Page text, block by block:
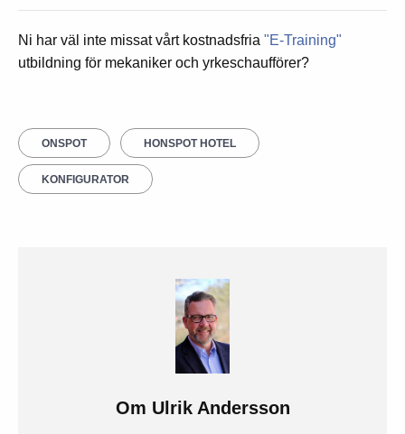
Ni har väl inte missat vårt kostnadsfria "E-Training"
utbildning för mekaniker och yrkeschaufförer?
ONSPOT HONSPOT HOTEL
KONFIGURATOR
Om Ulrik Andersson